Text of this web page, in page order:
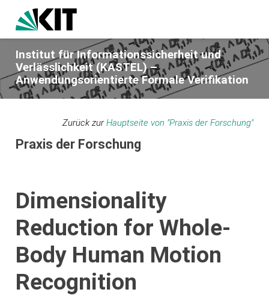
Institut für Informationssicherheit und
Verlässlichkeit (KASTEL) –
Anwendungsorientierte Formale Verifikation
Zurück zurHauptseite von "Praxis der Forschung"
Praxis der Forschung
Dimensionality
Reduction for Whole-
Body Human Motion
Recognition